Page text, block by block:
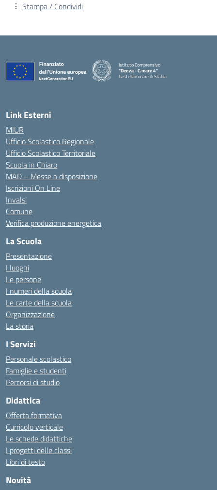
Stampa / Condividi
Istituto Comprensivo
"Denza - C.mare 4"
Castellammare di Stabia
Link Esterni
MIUR
Ufficio Scolastico Regionale
Ufficio Scolastico Territoriale
Scuola in Chiaro
MAD – Messe a disposizione
Iscrizioni On Line
Invalsi
Comune
Verifica produzione energetica
La Scuola
Presentazione
I luoghi
Le persone
I numeri della scuola
Le carte della scuola
Organizzazione
La storia
I Servizi
Personale scolastico
Famiglie e studenti
Percorsi di studio
Didattica
Offerta formativa
Curricolo verticale
Le schede didattiche
I progetti delle classi
Libri di testo
Novità